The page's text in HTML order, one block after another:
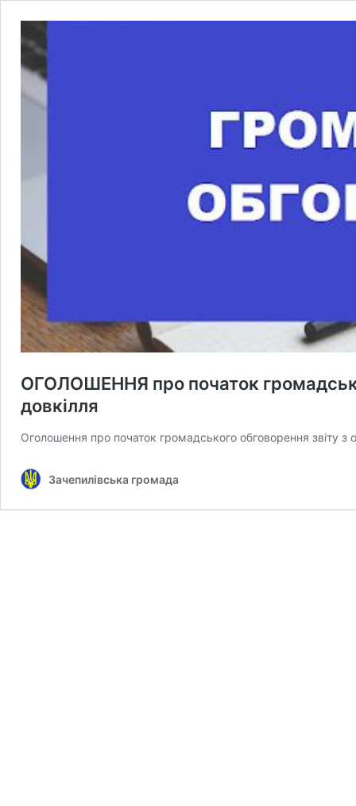
ОГОЛОШЕННЯ про початок
довкілля
Оголошення про початок громадського обговорення звіту
Зачепилівська громада